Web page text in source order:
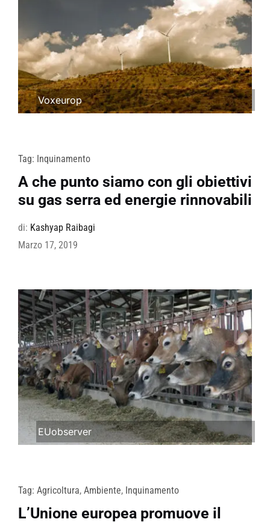
Voxeurop
Tag: Inquinamento
A che punto siamo con gli obiettivi
su gas serra ed energie rinnovabili
di: Kashyap Raibagi
Marzo 17, 2019
EUobserver
Tag: Agricoltura, Ambiente, Inquinamento
L’Unione europea promuove il